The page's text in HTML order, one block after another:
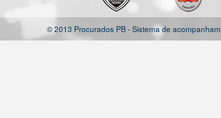
© 2013 Procurados PB - Sistema de